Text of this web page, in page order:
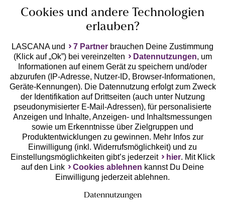
Geprüfte Sicherheit
Unsere Apps
Cookies und andere Technologien
erlauben?
LASCANA und 7 Partner brauchen Deine Zustimmung
(Klick auf „Ok”) bei vereinzelten
Datennutzungen, um
Informationen auf einem Gerät zu speichern und/oder
abzurufen (IP-Adresse, Nutzer-ID, Browser-Informationen,
Geräte-Kennungen). Die Datennutzung erfolgt zum Zweck
der Identifikation auf Drittseiten (auch unter Nutzung
pseudonymisierter E-Mail-Adressen), für personalisierte
Anzeigen und Inhalte, Anzeigen- und Inhaltsmessungen
sowie um Erkenntnisse über Zielgruppen und
Produktentwicklungen zu gewinnen. Mehr Infos zur
Einwilligung (inkl. Widerrufsmöglichkeit) und zu
Einstellungsmöglichkeiten gibt’s jederzeit
hier. Mit Klick
auf den Link
Cookies ablehnen kannst Du Deine
Einwilligung jederzeit ablehnen.
Datennutzungen